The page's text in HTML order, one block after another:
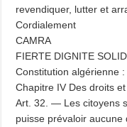
revendiquer, lutter et
Cordialement
CAMRA
FIERTE DIGNITE
Constitution algérienne :
Chapitre IV Des droits
Art. 32. — Les citoyens
puisse prévaloir